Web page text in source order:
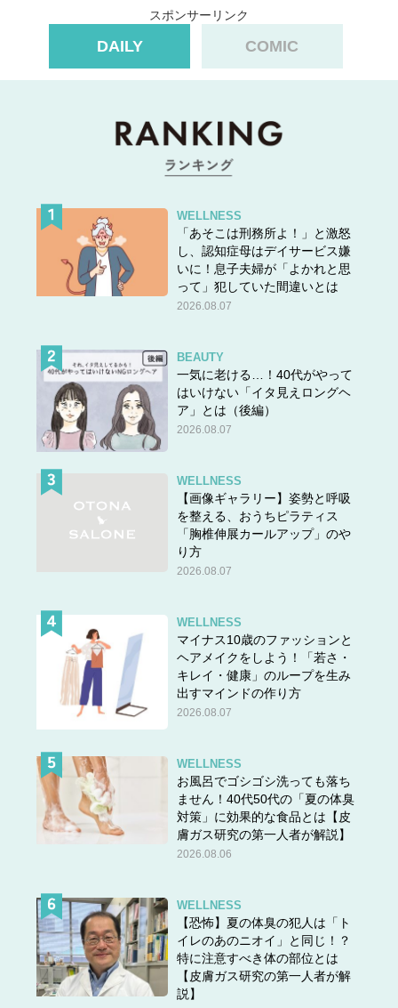
スポンサーリンク
DAILY COMIC
WELLNESS
「あそこは刑務所よ！」と激怒
し、認知症母はデイサービス嫌
いに！息子夫婦が「よかれと思
って」犯していた間違いとは
2026.08.07
BEAUTY
一気に老ける…！40代がやって
はいけない「イタ見えロングヘ
ア」とは（後編）
2026.08.07
WELLNESS
【画像ギャラリー】姿勢と呼吸
を整える、おうちピラティス
「胸椎伸展カールアップ」のや
り方
2026.08.07
WELLNESS
マイナス10歳のファッションと
ヘアメイクをしよう！「若さ・
キレイ・健康」のループを生み
出すマインドの作り方
2026.08.07
WELLNESS
お風呂でゴシゴシ洗っても落ち
ません！40代50代の「夏の体臭
対策」に効果的な食品とは【皮
膚ガス研究の第一人者が解説】
2026.08.06
WELLNESS
【恐怖】夏の体臭の犯人は「ト
イレのあのニオイ」と同じ！？
特に注意すべき体の部位とは
【皮膚ガス研究の第一人者が解
説】